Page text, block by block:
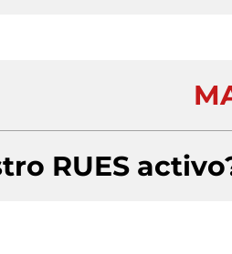
RUES